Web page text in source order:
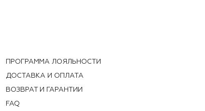
ПРОГРАММА ЛОЯЛЬНОСТИ
ДОСТАВКА И ОПЛАТА
ВОЗВРАТ И ГАРАНТИИ
FAQ